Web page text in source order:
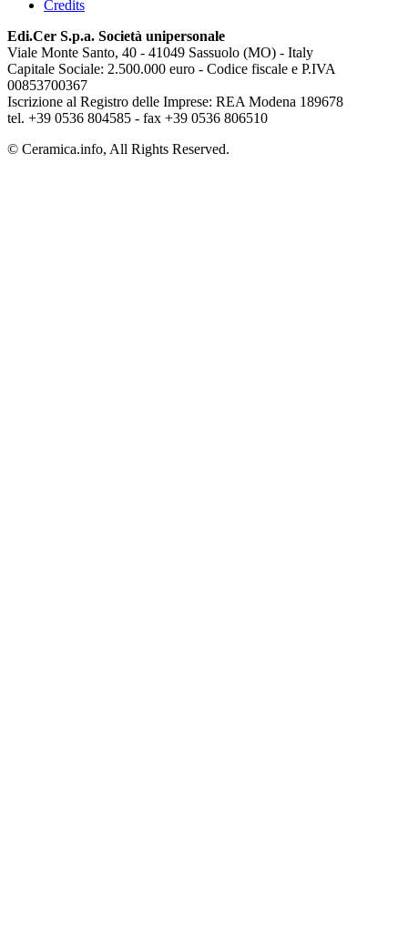
Credits
Edi.Cer S.p.a. Società unipersonale
Viale Monte Santo, 40 - 41049 Sassuolo (MO) - Italy
Capitale Sociale: 2.500.000 euro - Codice fiscale e P.IVA
00853700367
Iscrizione al Registro delle Imprese: REA Modena 189678
tel. +39 0536 804585 - fax +39 0536 806510
© Ceramica.info, All Rights Reserved.